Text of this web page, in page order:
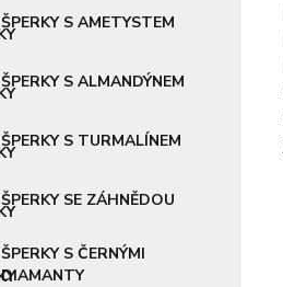
ŠPERKY S AMETYSTEM
ŠPERKY S ALMANDÝNEM
ŠPERKY S TURMALÍNEM
ŠPERKY SE ZÁHNĚDOU
ŠPERKY S ČERNÝMI
DIAMANTY